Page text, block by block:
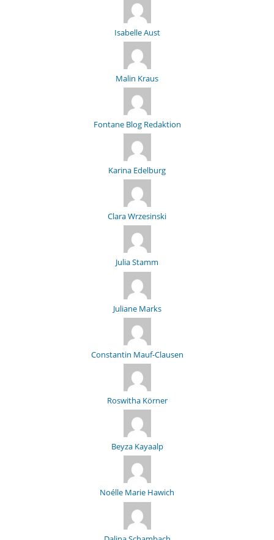
Isabelle Aust
Malin Kraus
Fontane Blog Redaktion
Karina Edelburg
Clara Wrzesinski
Julia Stamm
Juliane Marks
Constantin Mauf-Clausen
Roswitha Körner
Beyza Kayaalp
Noélle Marie Hawich